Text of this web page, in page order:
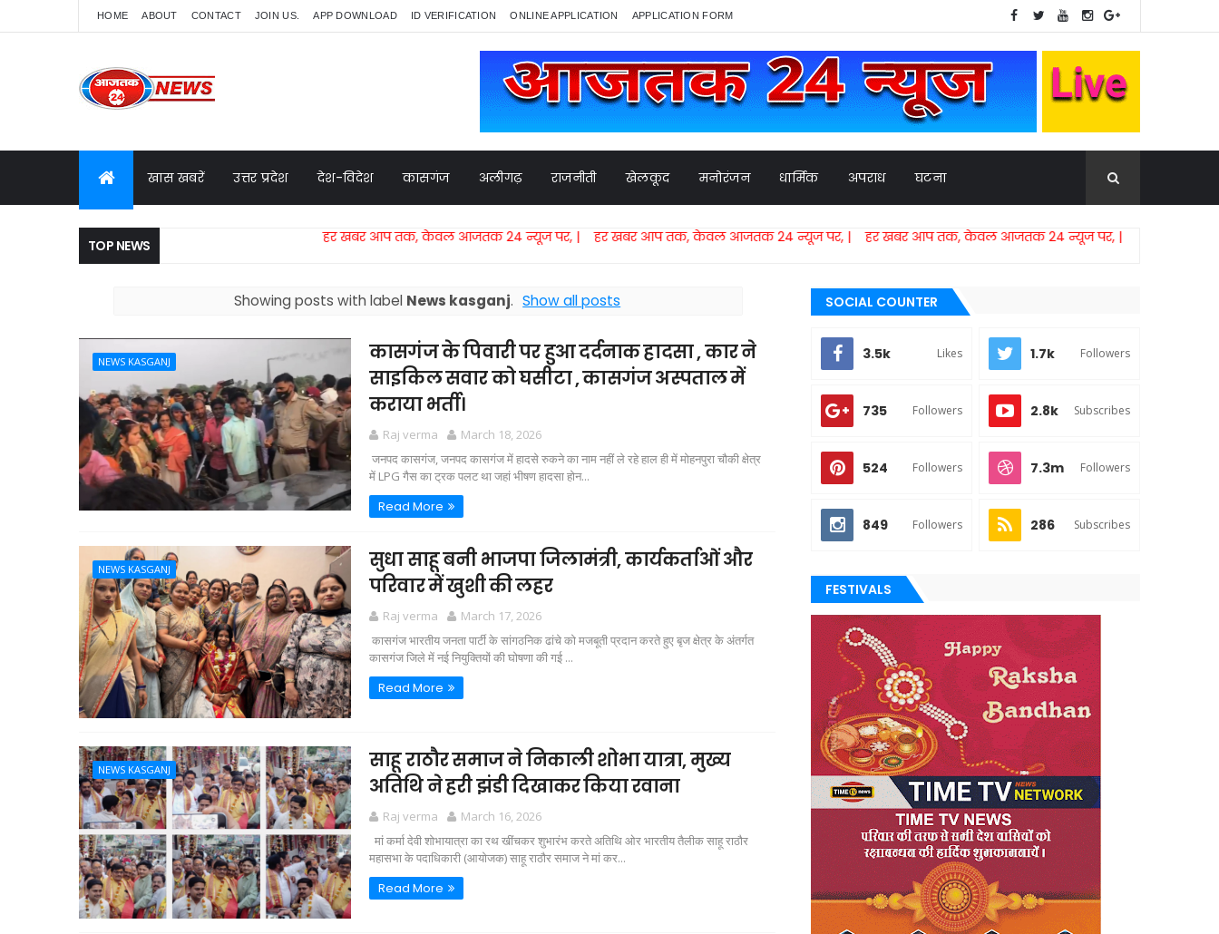
HOME ABOUT CONTACT JOIN US. APP DOWNLOAD ID VERIFICATION ONLINE APPLICATION APPLICATION FORM
खास खबरें उत्तर प्रदेश देश-विदेश कासगंज अलीगढ़ राजनीती खेलकूद मनोरंजन धार्मिक अपराध घटना
TOP NEWS हर खबर आप तक, केवल आजतक 24 न्यूज पर, | हर खबर आप तक, केवल आजतक 24 न्यूज पर,​ | हर खबर आप तक, केवल आजतक 24 न्यूज पर, |
Showing posts with label News kasganj. Show all posts
NEWS KASGANJ
कासगंज के पिवारी पर हुआ दर्दनाक हादसा , कार ने
साइकिल सवार को घसीटा , कासगंज अस्पताल में
कराया भर्ती।
Raj verma
March 18, 2026
जनपद कासगंज, जनपद कासगंज में हादसे रुकने का नाम नहीं ले रहे हाल ही में मोहनपुरा चौकी क्षेत्र
में LPG गैस का ट्रक पलट था जहां भीषण हादसा होन...
Read More
NEWS KASGANJ
सुधा साहू बनी भाजपा जिलामंत्री, कार्यकर्ताओं और
परिवार में खुशी की लहर
Raj verma
March 17, 2026
कासगंज भारतीय जनता पार्टी के सांगठनिक ढांचे को मजबूती प्रदान करते हुए बृज क्षेत्र के अंतर्गत
कासगंज जिले में नई नियुक्तियों की घोषणा की गई ...
Read More
NEWS KASGANJ
साहू राठौर समाज ने निकाली शोभा यात्रा, मुख्य
अतिथि ने हरी झंडी दिखाकर किया रवाना
Raj verma
March 16, 2026
मां कर्मा देवी शोभायात्रा का रथ खींचकर शुभारंभ करते अतिथि ओर भारतीय तैलीक साहू राठौर
महासभा के पदाधिकारी (आयोजक) साहू राठौर समाज ने मां कर...
Read More
SOCIAL COUNTER
3.5k Likes 1.7k Followers
735 Followers 2.8k Subscribes
524 Followers 7.3m Followers
849 Followers 286 Subscribes
FESTIVALS